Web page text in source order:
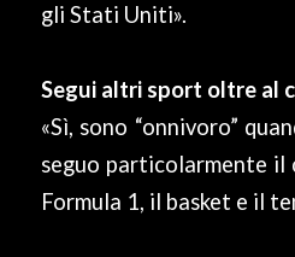
gli Stati Uniti».
Segui altri sport oltre al
«Sì, sono “onnivoro”
seguo particolarmente il
Formula 1, il basket e il